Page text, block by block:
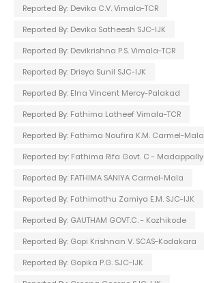
Reported By: Devika C.V. Vimala-TCR
Reported By: Devika Satheesh SJC-IJK
Reported By: Devikrishna P.S. Vimala-TCR
Reported By: Drisya Sunil SJC-IJK
Reported By: Elna Vincent Mercy-Palakad
Reported By: Fathima Latheef Vimala-TCR
Reported By: Fathima Noufira K.M. Carmel-Mala
Reported by: Fathima Rifa Govt. C - Madappally
Reported By: FATHIMA SANIYA Carmel-Mala
Reported By: Fathimathu Zamiya E.M. SJC-IJK
Reported By: GAUTHAM GOVT.C. - Kozhikode
Reported By: Gopi Krishnan V. SCAS-Kodakara
Reported By: Gopika P.G. SJC-IJK